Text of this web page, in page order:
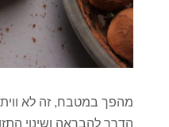
מהפך במטבח, זה לא
הדרך להבראה ושינוי